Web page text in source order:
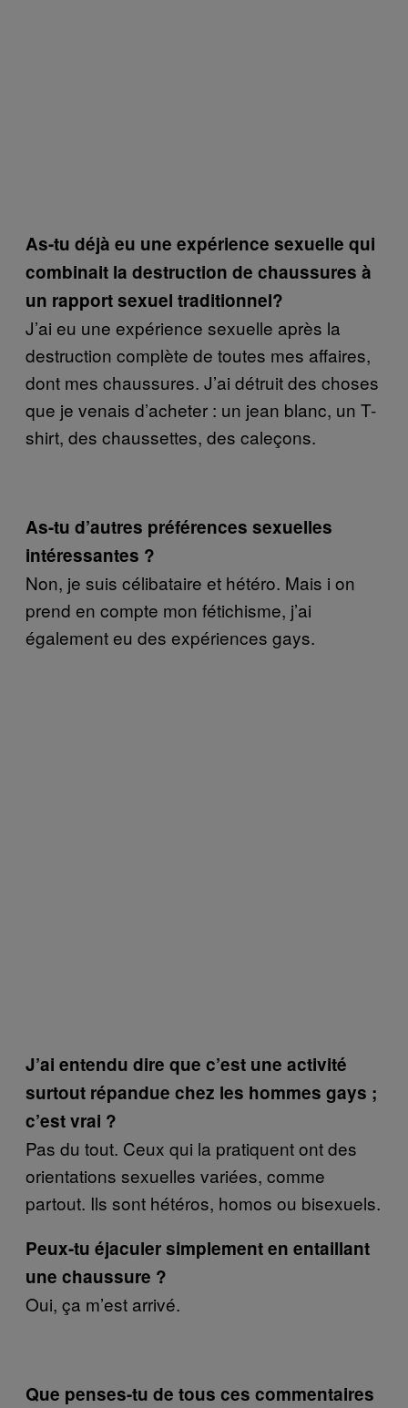
As-tu déjà eu une expérience sexuelle qui
combinait la destruction de chaussures à
un rapport sexuel traditionnel?
J’ai eu une expérience sexuelle après la
destruction complète de toutes mes affaires,
dont mes chaussures. J’ai détruit des choses
que je venais d’acheter : un jean blanc, un T-
shirt, des chaussettes, des caleçons.
As-tu d’autres préférences sexuelles
intéressantes ?
Non, je suis célibataire et hétéro. Mais i on
prend en compte mon fétichisme, j’ai
également eu des expériences gays.
J’ai entendu dire que c’est une activité
surtout répandue chez les hommes gays ;
c’est vrai ?
Pas du tout. Ceux qui la pratiquent ont des
orientations sexuelles variées, comme
partout. Ils sont hétéros, homos ou bisexuels.
Peux-tu éjaculer simplement en entaillant
une chaussure ?
Oui, ça m’est arrivé.
Que penses-tu de tous ces commentaires